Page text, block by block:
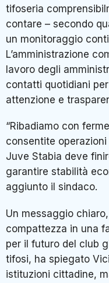
tifoseria
contare – secondo
un monitoraggio
L’amministrazione
lavoro degli
contatti quotidiani
attenzione e
“Ribadiamo con
consentite
Juve Stabia deve
garantire stabilità
aggiunto il sindaco.
Un messaggio
compattezza in una
per il futuro del club
tifosi, ha spiegato
istituzioni cittadine,